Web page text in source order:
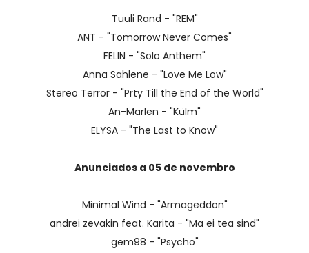
Tuuli Rand - "REM"
ANT - "Tomorrow Never Comes"
FELIN - "Solo Anthem"
Anna Sahlene - "Love Me Low"
Stereo Terror - "Prty Till the End of the World"
An-Marlen - "Külm"
ELYSA - "The Last to Know"
Anunciados a 05 de novembro
Minimal Wind - "Armageddon"
andrei zevakin feat. Karita - "Ma ei tea sind"
gem98 - "Psycho"